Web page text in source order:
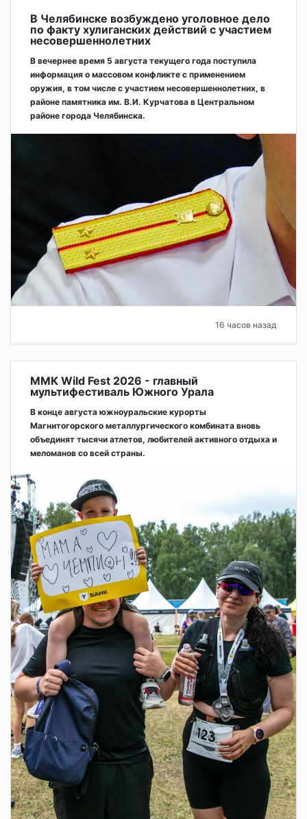
В Челябинске возбуждено уголовное дело
по факту хулиганских действий с участием
несовершеннолетних
В вечернее время 5 августа текущего года поступила
информация о массовом конфликте с применением
оружия, в том числе с участием несовершеннолетних, в
районе памятника им. В.И. Курчатова в Центральном
районе города Челябинска.
16 часов назад
ММК Wild Fest 2026 - главный
мультифестиваль Южного Урала
В конце августа южноуральские курорты
Магнитогорского металлургического комбината вновь
объединят тысячи атлетов, любителей активного отдыха и
меломанов со всей страны.